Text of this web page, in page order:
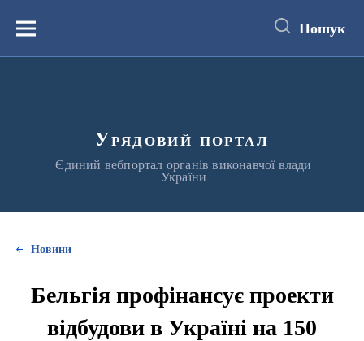
вмістуМеню Пошук
Урядовий портал
Єдиний вебпортал органів виконавчої влади
України
Новини
Бельгія профінансує проекти
відбудови в Україні на 150